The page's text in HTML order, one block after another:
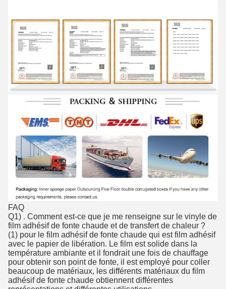
FAQ
Q1) . Comment est-ce que je me renseigne sur le vinyle de
film adhésif de fonte chaude et de transfert de chaleur ?
(1) pour le film adhésif de fonte chaude qui est film adhésif
avec le papier de libération. Le film est solide dans la
température ambiante et il fondrait une fois de chauffage
pour obtenir son point de fonte, il est employé pour coller
beaucoup de matériaux, les différents matériaux du film
adhésif de fonte chaude obtiennent différentes